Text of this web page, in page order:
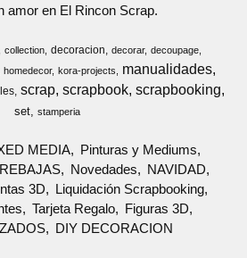
amor en El Rincon Scrap.
collection decoracion decorar
decoupage
homedecor kora-projects manualidades
scrap scrapbook scrapbooking
set stamperia
MEDIA
Pinturas y Mediums
REBAJAS Novedades
NAVIDAD
3D
Liquidación Scrapbooking
Tarjeta Regalo
Figuras 3D
DIY DECORACION